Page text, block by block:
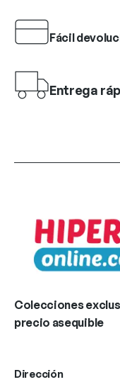
Fácil
Entrega
Colecciones
precio asequible
Dirección